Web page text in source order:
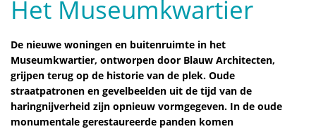
Het Museumkwartier
De nieuwe woningen en buitenruimte in het
Museumkwartier, ontworpen door Blauw Architecten,
grijpen terug op de historie van de plek. Oude
straatpatronen en gevelbeelden uit de tijd van de
haringnijverheid zijn opnieuw vormgegeven. In de oude
monumentale gerestaureerde panden komen